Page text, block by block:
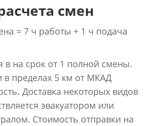
смен
= 7 ч работы + 1 ч подача
в на срок от 1 полной смены.
в пределах 5 км от МКАД
Доставка некоторых видов
эвакуатором или
Стоимость отправки на